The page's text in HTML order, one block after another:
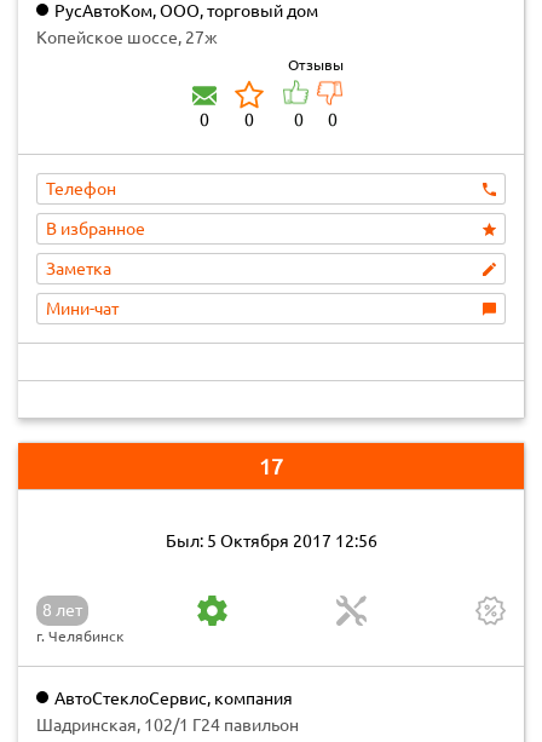
РусАвтоКом, ООО, торговый дом
Копейское шоссе, 27ж
0 0
Отзывы
0 0
Телефон
В избранное
Заметка
Мини-чат
17
Был: 5 Октября 2017 12:56
8 лет
г. Челябинск
АвтоСтеклоСервис, компания
Шадринская, 102/1 Г24 павильон